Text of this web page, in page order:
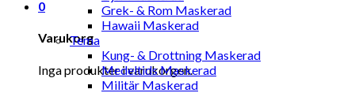
0
Varukorg
Inga produkter i varukorgen.
Grek- & Rom Maskerad
Hawaii Maskerad
Tema
Kung- & Drottning Maskerad
Medeltids Maskerad
Militär Maskerad